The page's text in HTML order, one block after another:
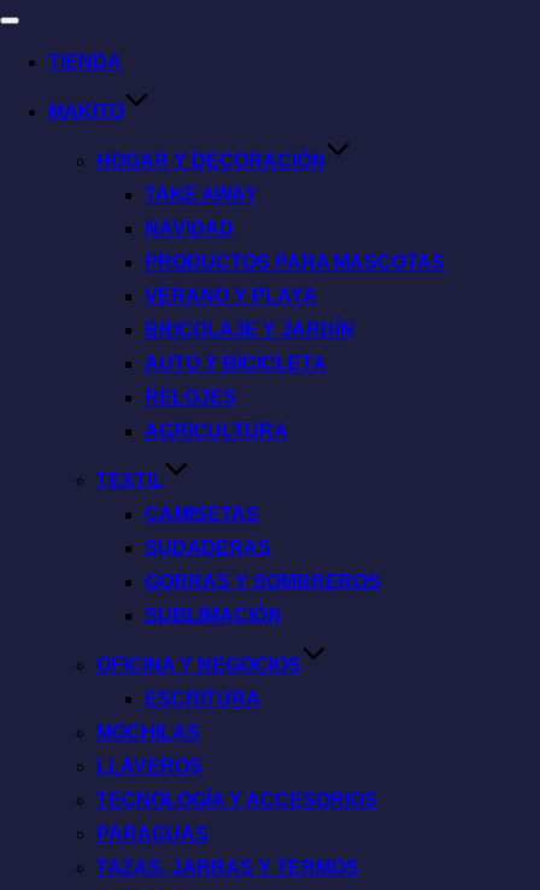
TIENDA
MAKITO
HOGAR Y DECORACIÓN
TAKE AWAY
NAVIDAD
PRODUCTOS PARA MASCOTAS
VERANO Y PLAYA
BRICOLAJE Y JARDÍN
AUTO Y BICICLETA
RELOJES
AGRICULTURA
TEXTIL
CAMISETAS
SUDADERAS
GORRAS Y SOMBREROS
SUBLIMACIÓN
OFICINA Y NEGOCIOS
ESCRITURA
MOCHILAS
LLAVEROS
TECNOLOGÍA Y ACCESORIOS
PARAGUAS
TAZAS, JARRAS Y TERMOS